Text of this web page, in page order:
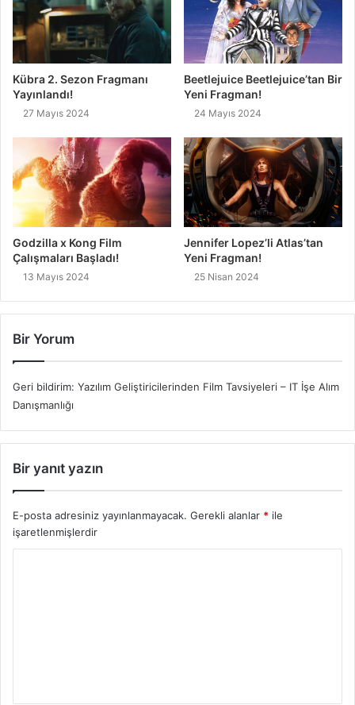
Kübra 2. Sezon Fragmanı
Yayınlandı!
27 Mayıs 2024
Beetlejuice Beetlejuice’tan Bir
Yeni Fragman!
24 Mayıs 2024
Godzilla x Kong Film
Çalışmaları Başladı!
13 Mayıs 2024
Jennifer Lopez’li Atlas’tan
Yeni Fragman!
25 Nisan 2024
Bir Yorum
Geri bildirim: Yazılım Geliştiricilerinden Film Tavsiyeleri – IT İşe Alım
Danışmanlığı
Bir yanıt yazın
E-posta adresiniz yayınlanmayacak. Gerekli alanlar * ile
işaretlenmişlerdir